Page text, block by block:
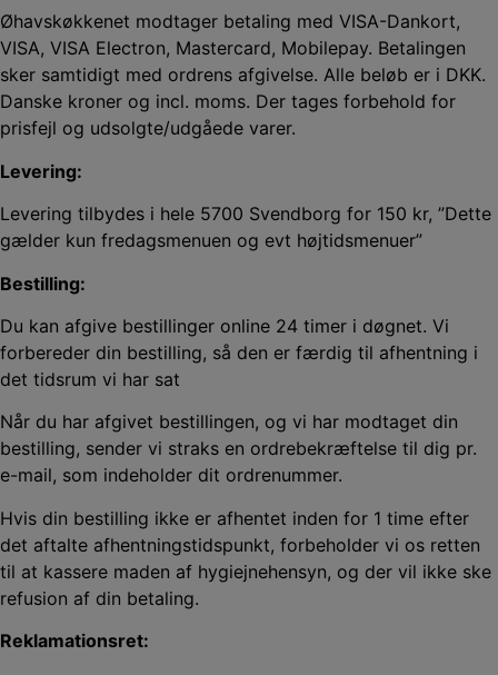
Øhavskøkkenet modtager betaling med VISA-Dankort,
VISA, VISA Electron, Mastercard, Mobilepay. Betalingen
sker samtidigt med ordrens afgivelse. Alle beløb er i DKK.
Danske kroner og incl. moms. Der tages forbehold for
prisfejl og udsolgte/udgåede varer.
Levering:
Levering tilbydes i hele 5700 Svendborg for 150 kr, ”Dette
gælder kun fredagsmenuen og evt højtidsmenuer”
Bestilling:
Du kan afgive bestillinger online 24 timer i døgnet. Vi
forbereder din bestilling, så den er færdig til afhentning i
det tidsrum vi har sat
Når du har afgivet bestillingen, og vi har modtaget din
bestilling, sender vi straks en ordrebekræftelse til dig pr.
e-mail, som indeholder dit ordrenummer.
Hvis din bestilling ikke er afhentet inden for 1 time efter
det aftalte afhentningstidspunkt, forbeholder vi os retten
til at kassere maden af hygiejnehensyn, og der vil ikke ske
refusion af din betaling.
Reklamationsret: